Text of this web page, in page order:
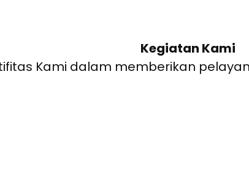
Kegiatan Kami
Kami dalam memberikan